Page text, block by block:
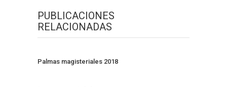
PUBLICACIONES
RELACIONADAS
Palmas magisteriales 2018